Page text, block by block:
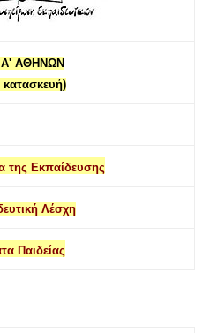
ΑΘΗΝΩΝ
της Εκπαίδευσης
Λέσχη
Παιδείας